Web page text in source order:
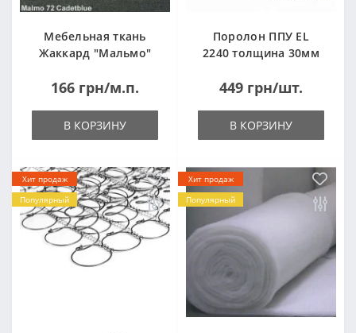
Мебельная ткань
Жаккард "Мальмо"
166 грн/м.п.
В КОРЗИНУ
Поролон ППУ EL
2240 толщина 30мм
(1000x2000мм)
449 грн/шт.
В КОРЗИНУ
Хит продаж
Популярный
Хит продаж
Популярный